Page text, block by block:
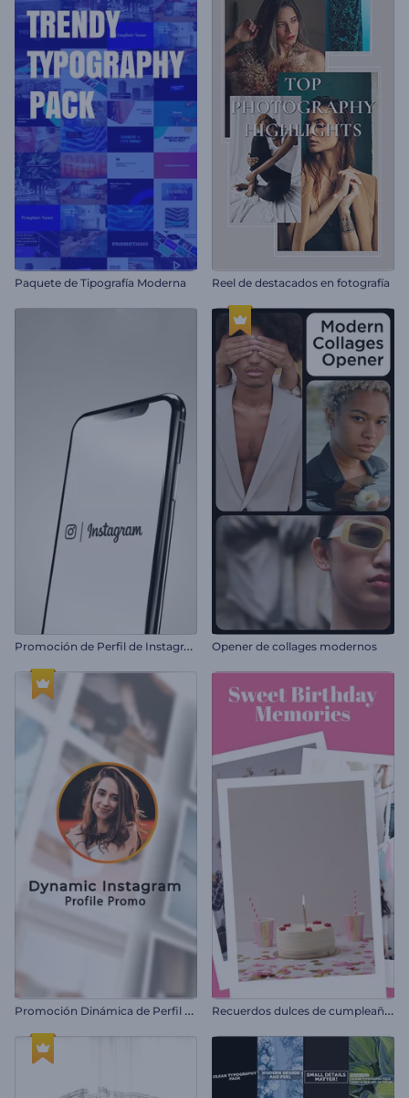
Paquete de Tipografía Moderna Reel de destacados en fotografía
P
romoción de Perfil de Instagram Opener de collages modernos
P
romoción Dinámica de Perfil de Instagram R
ecuerdos dulces de cumpleaños